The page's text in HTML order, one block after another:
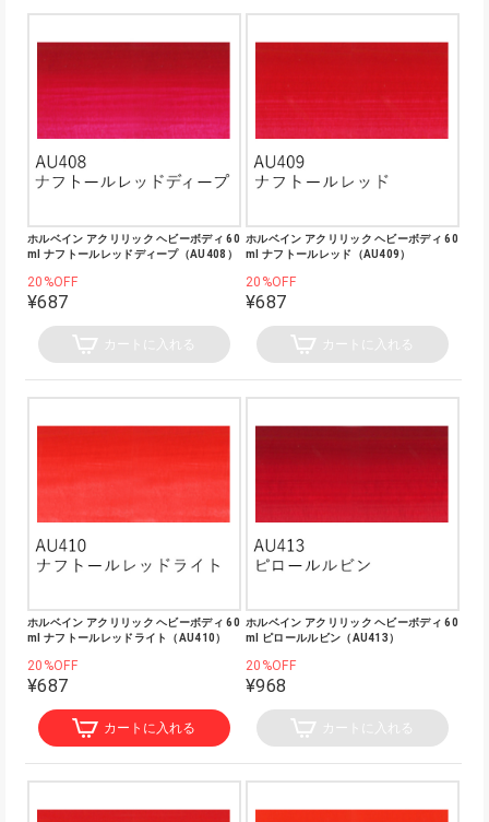
ホルベイン アクリリック ヘビーボディ 60
ml ナフトールレッドディープ（AU408）
20%OFF
¥687
カートに入れる
ホルベイン アクリリック ヘビーボディ 60
ml ナフトールレッド（AU409）
20%OFF
¥687
カートに入れる
ホルベイン アクリリック ヘビーボディ 60
ml ナフトールレッドライト（AU410）
20%OFF
¥687
カートに入れる
ホルベイン アクリリック ヘビーボディ 60
ml ピロールルビン（AU413）
20%OFF
¥968
カートに入れる